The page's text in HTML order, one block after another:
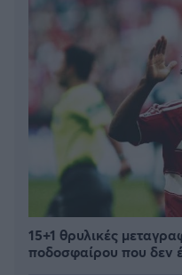
15+1 θρυλικές
ποδοσφαίρου που δεν